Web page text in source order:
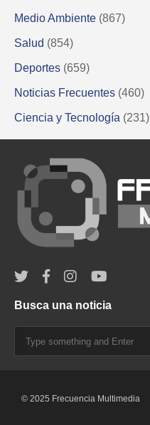
Medio Ambiente (867)
Salud (854)
Deportes (659)
Noticias Frecuentes (460)
Ciencia y Tecnología (231)
Busca una noticia
© 2025 Frecuencia Multimedia